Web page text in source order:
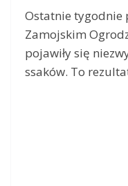
Ostatnie tygodnie
Zamojskim
pojawiły się
ssaków. To